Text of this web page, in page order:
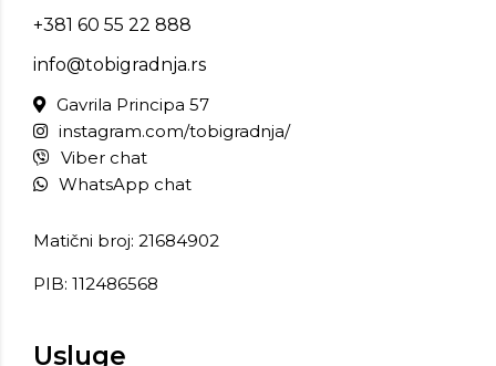
+381 60 55 22 888
info@tobigradnja.rs
Gavrila Principa 57
instagram.com/tobigradnja/
Viber chat
WhatsApp chat
Matični broj: 21684902
PIB: 112486568
Usluge